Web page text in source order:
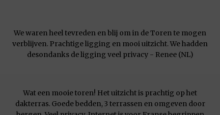
We waren heel tevreden en blij om in de Toren te mogen
verblijven. Prachtige ligging en mooi uitzicht. We hadden
desondanks de ligging veel privacy - Renee (NL)
Wat een mooie toren! Het uitzicht is prachtig op het
dakterras. Goede bedden, 3 terrassen en omgeven door